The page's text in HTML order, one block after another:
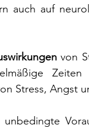
auch auf
von
Stress, Angst